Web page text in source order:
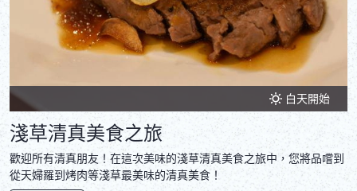
白天開始
淺草清真美食之旅
歡迎所有清真朋友！在這次美味的淺草清真美食之旅中，您將品嚐到
從天婦羅到烤肉等淺草最美味的清真美食！